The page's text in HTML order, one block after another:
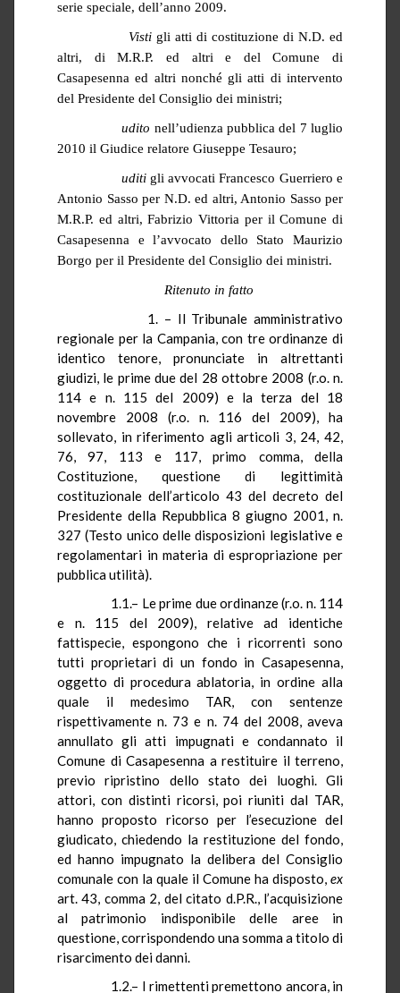
serie speciale, dell’anno 2009.
Visti gli atti di costituzione di N.D. ed
altri, di M.R.P. ed altri e del Comune di
Casapesenna ed altri nonché gli atti di intervento
del Presidente del Consiglio dei ministri;
udito nell’udienza pubblica del 7 luglio
2010 il Giudice relatore Giuseppe Tesauro;
uditigli avvocati Francesco Guerriero e
Antonio Sasso per N.D. ed altri, Antonio Sasso per
M.R.P. ed altri, Fabrizio Vittoria per il Comune di
Casapesenna e l’avvocato dello Stato Maurizio
Borgo per il Presidente del Consiglio dei ministri.
Ritenuto in fatto
1. – Il Tribunale amministrativo
regionale per la Campania, con tre ordinanze di
identico tenore, pronunciate in altrettanti
giudizi, le prime due del 28 ottobre 2008 (r.o.n.
114 e n. 115 del 2009) e la terza del 18
novembre 2008 (r.o.n. 116 del 2009), ha
sollevato, in riferimento agli articoli 3, 24, 42,
76, 97, 113 e 117, primo comma, della
Costituzione, questione di legittimità
costituzionale dell’articolo 43 del decreto del
Presidente della Repubblica 8 giugno 2001, n.
327 (Testo unico delle disposizioni legislative e
regolamentari in materia di espropriazione per
pubblica utilità).
1.1.– Le prime due ordinanze (r.o. n. 114
e n. 115 del 2009), relative ad identiche
fattispecie, espongono che i ricorrenti sono
tutti proprietari di un fondo in Casapesenna,
oggetto di procedura ablatoria, in ordine alla
quale il medesimo TAR, con sentenze
rispettivamente n. 73 e n. 74 del 2008, aveva
annullato gli atti impugnati e condannato il
Comune di Casapesenna a restituire il terreno,
previo ripristino dello stato dei luoghi. Gli
attori, con distinti ricorsi, poi riuniti dal TAR,
hanno proposto ricorso per l’esecuzione del
giudicato, chiedendo la restituzione del fondo,
ed hanno impugnato la delibera del Consiglio
comunale con la quale il Comune ha disposto, ex
art. 43, comma 2, del citato d.P.R., l’acquisizione
al patrimonio indisponibile delle aree in
questione, corrispondendo una somma a titolo di
risarcimento dei danni.
1.2.– I rimettenti premettono ancora, in